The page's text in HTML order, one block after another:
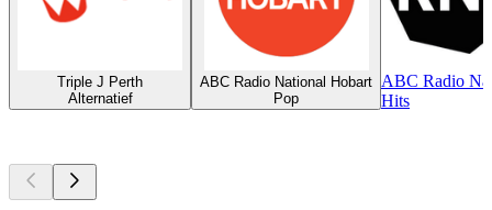
Triple J Perth
Alternatief
ABC Radio National Hobart
Pop
ABC Radio
Hits